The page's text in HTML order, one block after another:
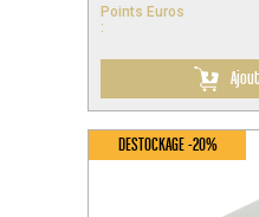
Points Euros
:
DESTOCKAGE -20%